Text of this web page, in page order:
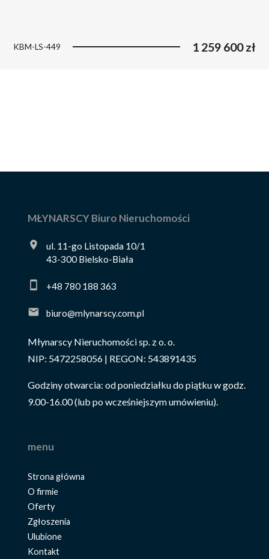
KBM-LS-449 1 259 600 zł
MŁYNARSCY Biuro Nieruchomości
ul. 11-go Listopada 10/1
43-300 Bielsko-Biała
+48 780 188 363
biuro@mlynarscy.com.pl
Młynarscy Nieruchomości sp. z o. o.
NIP: 5472258056 | REGON: 543891435
Godziny otwarcia: od poniedziałku do piątku w godz.
9.00-16.00 (lub po wcześniejszym umówieniu).
menu
Strona główna
O firmie
Oferty
Zgłoszenia
Ulubione
Kontakt